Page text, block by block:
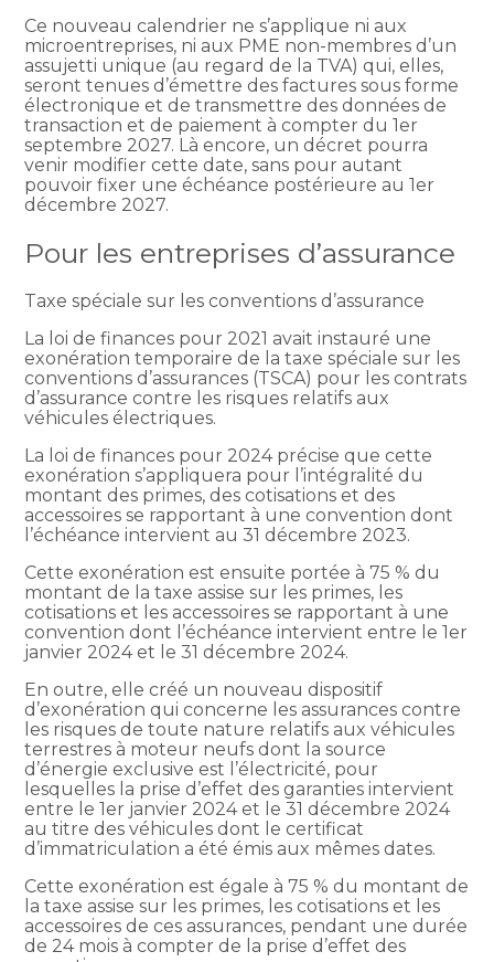
Ce nouveau calendrier ne s’applique ni aux
microentreprises, ni aux PME non-membres d’un
assujetti unique (au regard de la TVA) qui, elles,
seront tenues d’émettre des factures sous forme
électronique et de transmettre des données de
transaction et de paiement à compter du 1er
septembre 2027. Là encore, un décret pourra
venir modifier cette date, sans pour autant
pouvoir fixer une échéance postérieure au 1er
décembre 2027.
Pour les entreprises d’assurance
Taxe spéciale sur les conventions d’assurance
La loi de finances pour 2021 avait instauré une
exonération temporaire de la taxe spéciale sur les
conventions d’assurances (TSCA) pour les contrats
d’assurance contre les risques relatifs aux
véhicules électriques.
La loi de finances pour 2024 précise que cette
exonération s’appliquera pour l’intégralité du
montant des primes, des cotisations et des
accessoires se rapportant à une convention dont
l’échéance intervient au 31 décembre 2023.
Cette exonération est ensuite portée à 75 % du
montant de la taxe assise sur les primes, les
cotisations et les accessoires se rapportant à une
convention dont l’échéance intervient entre le 1er
janvier 2024 et le 31 décembre 2024.
En outre, elle créé un nouveau dispositif
d’exonération qui concerne les assurances contre
les risques de toute nature relatifs aux véhicules
terrestres à moteur neufs dont la source
d’énergie exclusive est l’électricité, pour
lesquelles la prise d’effet des garanties intervient
entre le 1er janvier 2024 et le 31 décembre 2024
au titre des véhicules dont le certificat
d’immatriculation a été émis aux mêmes dates.
Cette exonération est égale à 75 % du montant de
la taxe assise sur les primes, les cotisations et les
accessoires de ces assurances, pendant une durée
de 24 mois à compter de la prise d’effet des